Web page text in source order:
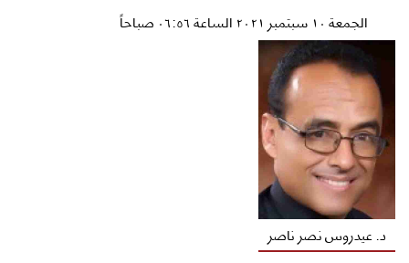
الجمعة ١٠ سبتمبر ٢٠٢١ الساعة ٠٦:٥٦ صباحاً
د. عيدروس نصر ناصر